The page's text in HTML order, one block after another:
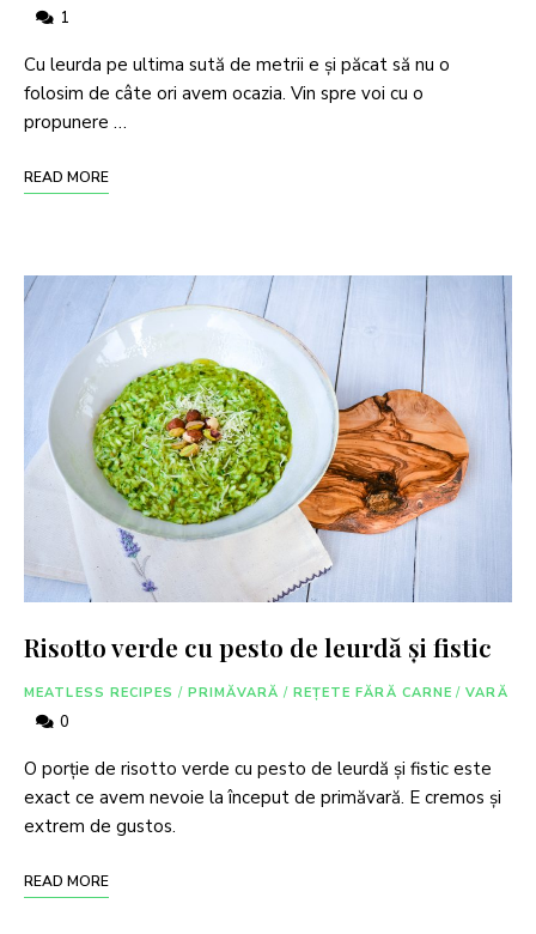
1
Cu leurda pe ultima sută de metrii e și păcat să nu o
folosim de câte ori avem ocazia. Vin spre voi cu o
propunere …
READ MORE
Risotto verde cu pesto de leurdă și fistic
MEATLESS RECIPES / PRIMĂVARĂ / REȚETE FĂRĂ CARNE / VARĂ
0
O porție de risotto verde cu pesto de leurdă și fistic este
exact ce avem nevoie la început de primăvară. E cremos și
extrem de gustos.
READ MORE